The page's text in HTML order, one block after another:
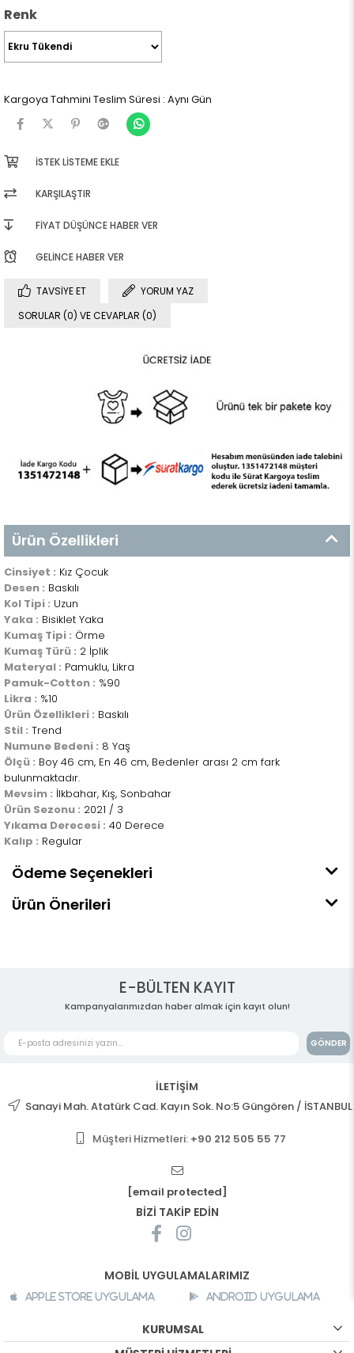
Renk
Kargoya Tahmini Teslim Süresi : Aynı Gün
İSTEK LISTEME EKLE
KARŞILAŞTIR
FIYAT DÜŞÜNCE HABER VER
GELINCE HABER VER
TAVSIYE ET
YORUM YAZ
SORULAR (0) VE CEVAPLAR (0)
Ürün Özellikleri
Cinsiyet : Kız Çocuk
Desen : Baskılı
Kol Tipi : Uzun
Yaka : Bisiklet Yaka
Kumaş Tipi : Örme
Kumaş Türü : 2 İplik
Materyal : Pamuklu, Likra
Pamuk-Cotton : %90
Likra : %10
Ürün Özellikleri : Baskılı
Stil : Trend
Numune Bedeni : 8 Yaş
Ölçü : Boy 46 cm, En 46 cm, Bedenler arası 2 cm fark
bulunmaktadır.
Mevsim : İlkbahar, Kış, Sonbahar
Ürün Sezonu : 2021 / 3
Yıkama Derecesi : 40 Derece
Kalıp : Regular
Ödeme Seçenekleri
Ürün Önerileri
E-BÜLTEN KAYIT
Kampanyalarımızdan haber almak için kayıt olun!
GÖNDER
İLETİŞİM
Sanayi Mah. Atatürk Cad. Kayın Sok. No:5 Güngören / İSTANBUL
Müşteri Hizmetleri: +90 212 505 55 77
[email protected]
BİZİ TAKİP EDİN
MOBİL UYGULAMALARIMIZ
Apple Store Uygulama Android Uygulama
KURUMSAL